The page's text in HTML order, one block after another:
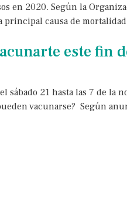
en 2020. Según la
principal causa de
este fin
21 hasta las 7 de la
vacunarse? Según